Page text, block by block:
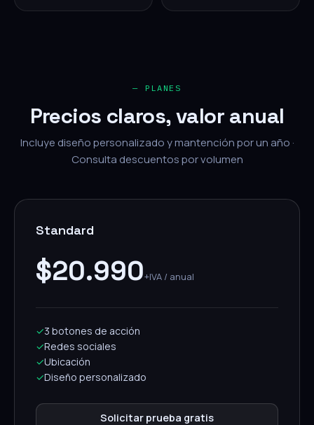
— PLANES
Precios claros, valor anual
Incluye diseño personalizado y mantención por un año ·
Consulta descuentos por volumen
Standard
$20.990+IVA / anual
✓3 botones de acción
✓Redes sociales
✓Ubicación
✓Diseño personalizado
Solicitar prueba gratis